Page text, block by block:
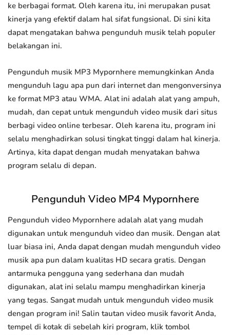
ke berbagai format. Oleh karena itu, ini merupakan pusat
kinerja yang efektif dalam hal sifat fungsional. Di sini kita
dapat mengatakan bahwa pengunduh musik telah populer
belakangan ini.
Pengunduh musik MP3 Mypornhere memungkinkan Anda
mengunduh lagu apa pun dari internet dan mengonversinya
ke format MP3 atau WMA. Alat ini adalah alat yang ampuh,
mudah, dan cepat untuk mengunduh video musik dari situs
berbagi video online terbesar. Oleh karena itu, program ini
selalu menghadirkan solusi tingkat tinggi dalam hal kinerja.
Artinya, kita dapat dengan mudah menyatakan bahwa
program selalu di depan.
Pengunduh Video MP4 Mypornhere
Pengunduh video Mypornhere adalah alat yang mudah
digunakan untuk mengunduh video dan musik. Dengan alat
luar biasa ini, Anda dapat dengan mudah mengunduh video
musik apa pun dalam kualitas HD secara gratis. Dengan
antarmuka pengguna yang sederhana dan mudah
digunakan, alat ini selalu mampu menghadirkan kinerja
yang tegas. Sangat mudah untuk mengunduh video musik
dengan program ini! Salin tautan video musik favorit Anda,
tempel di kotak di sebelah kiri program, klik tombol